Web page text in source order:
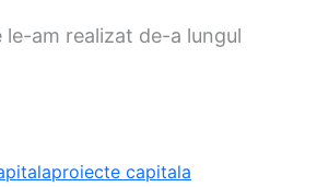
am realizat de-a lungul
proiecte capitala